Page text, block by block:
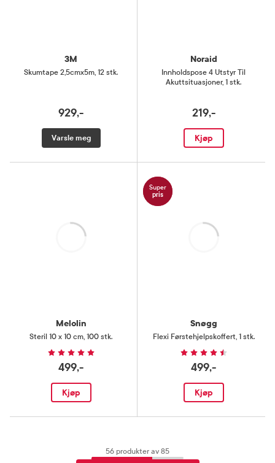
3M
Skumtape 2,5cmx5m, 12 stk.
929,-
Varsle meg
Noraid
Innholdspose 4 Utstyr Til
Akuttsituasjoner, 1 stk.
219,-
Kjøp
Melolin
Steril 10 x 10 cm, 100 stk.
499,-
Kjøp
Super
pris
Snøgg
Flexi Førstehjelpskoffert, 1 stk.
499,-
Kjøp
56 produkter av 85